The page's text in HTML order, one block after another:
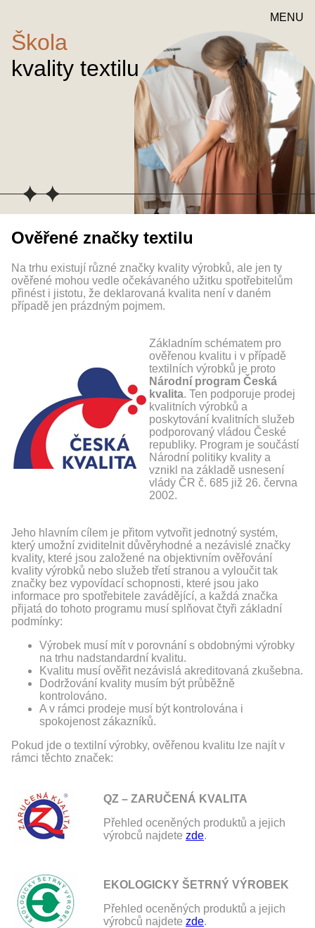
MENU
Škola
kvality textilu
Ověřené značky textilu
Na trhu existují různé značky kvality výrobků, ale jen ty
ověřené mohou vedle očekávaného užitku spotřebitelům
přinést i jistotu, že deklarovaná kvalita není v daném
případě jen prázdným pojmem.
Základním schématem pro
ověřenou kvalitu i v případě
textilních výrobků je proto
Národní program Česká
kvalita. Ten podporuje prodej
kvalitních výrobků a
poskytování kvalitních služeb
podporovaný vládou České
republiky. Program je součástí
Národní politiky kvality a
vznikl na základě usnesení
vlády ČR č. 685 již 26. června
2002.
Jeho hlavním cílem je přitom vytvořit jednotný systém,
který umožní zviditelnit důvěryhodné a nezávislé značky
kvality, které jsou založené na objektivním ověřování
kvality výrobků nebo služeb třetí stranou a vyloučit tak
značky bez vypovídací schopnosti, které jsou jako
informace pro spotřebitele zavádějící, a každá značka
přijatá do tohoto programu musí splňovat čtyři základní
podmínky:
Výrobek musí mít v porovnání s obdobnými výrobky
na trhu nadstandardní kvalitu.
Kvalitu musí ověřit nezávislá akreditovaná zkušebna.
Dodržování kvality musím být průběžně
kontrolováno.
A v rámci prodeje musí být kontrolována i
spokojenost zákazníků.
Pokud jde o textilní výrobky, ověřenou kvalitu lze najít v
rámci těchto značek:
QZ – ZARUČENÁ KVALITA
Přehled oceněných produktů a jejich
výrobců najdete zde.
EKOLOGICKY ŠETRNÝ VÝROBEK
Přehled oceněných produktů a jejich
výrobců najdete zde.